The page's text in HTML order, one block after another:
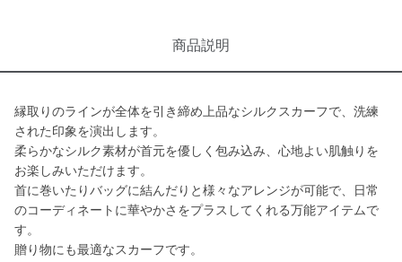
商品説明
縁取りのラインが全体を引き締め上品なシルクスカーフで、洗練
された印象を演出します。
柔らかなシルク素材が首元を優しく包み込み、心地よい肌触りを
お楽しみいただけます。
首に巻いたりバッグに結んだりと様々なアレンジが可能で、日常
のコーディネートに華やかさをプラスしてくれる万能アイテムで
す。
贈り物にも最適なスカーフです。